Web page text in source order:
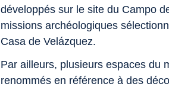
développés sur le site du Campo
missions archéologiques
Casa de Velázquez.
Par ailleurs, plusieurs espaces du
renommés en référence à des